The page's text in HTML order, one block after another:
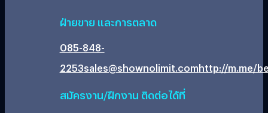
ฝ่ายขาย และการตลาด
085-848-
2253sales@shownolimit.comhttp://m.me/
สมัครงาน/ฝึกงาน ติดต่อได้ที่